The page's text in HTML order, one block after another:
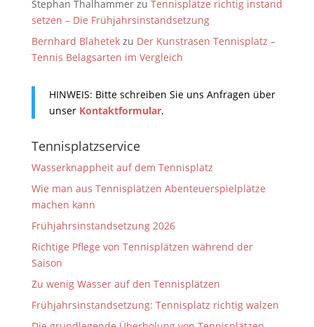
Stephan Thalhammerzu Tennisplätze richtig instand
setzen – Die Frühjahrsinstandsetzung
Bernhard Blahetekzu Der Kunstrasen Tennisplatz –
Tennis Belagsarten im Vergleich
HINWEIS: Bitte schreiben Sie uns Anfragen über
unser Kontaktformular.
Tennisplatzservice
Wasserknappheit auf dem Tennisplatz
Wie man aus Tennisplätzen Abenteuerspielplätze
machen kann
Frühjahrsinstandsetzung 2026
Richtige Pflege von Tennisplätzen während der
Saison
Zu wenig Wasser auf den Tennisplätzen
Frühjahrsinstandsetzung: Tennisplatz richtig walzen